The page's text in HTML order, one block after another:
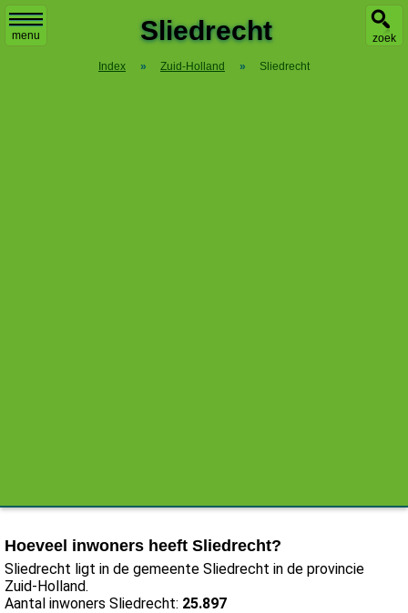
menu zoek
Sliedrecht
Index » Zuid-Holland » Sliedrecht
Hoeveel inwoners heeft Sliedrecht?
Sliedrecht ligt in de gemeente Sliedrecht in de provincie
Zuid-Holland.
Aantal inwoners Sliedrecht: 25.897